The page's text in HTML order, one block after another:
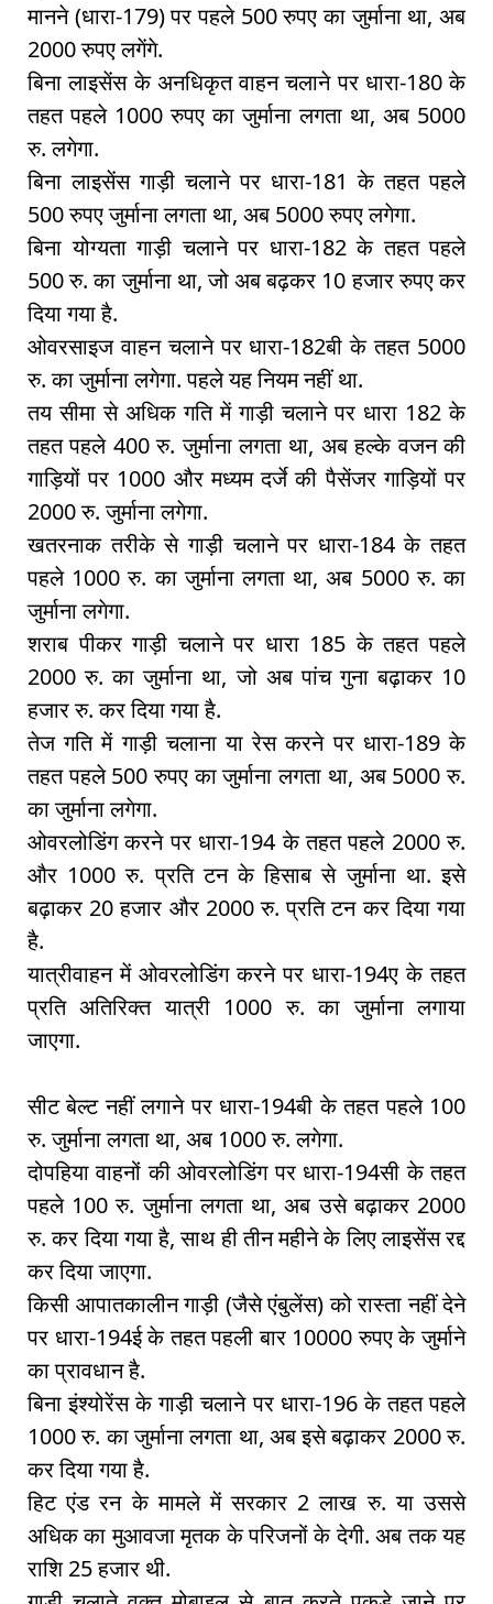
मानने (धारा-179) पर पहले 500 रुपए का जुर्माना था, अब
2000 रुपए लगेंगे.
बिना लाइसेंस के अनधिकृत वाहन चलाने पर धारा-180 के
तहत पहले 1000 रुपए का जुर्माना लगता था, अब 5000
रु. लगेगा.
बिना लाइसेंस गाड़ी चलाने पर धारा-181 के तहत पहले
500 रुपए जुर्माना लगता था, अब 5000 रुपए लगेगा.
बिना योग्यता गाड़ी चलाने पर धारा-182 के तहत पहले
500 रु. का जुर्माना था, जो अब बढ़कर 10 हजार रुपए कर
दिया गया है.
ओवरसाइज वाहन चलाने पर धारा-182बी के तहत 5000
रु. का जुर्माना लगेगा. पहले यह नियम नहीं था.
तय सीमा से अधिक गति में गाड़ी चलाने पर धारा 182 के
तहत पहले 400 रु. जुर्माना लगता था, अब हल्के वजन की
गाड़ियों पर 1000 और मध्यम दर्जे की पैसेंजर गाड़ियों पर
2000 रु. जुर्माना लगेगा.
खतरनाक तरीके से गाड़ी चलाने पर धारा-184 के तहत
पहले 1000 रु. का जुर्माना लगता था, अब 5000 रु. का
जुर्माना लगेगा.
शराब पीकर गाड़ी चलाने पर धारा 185 के तहत पहले
2000 रु. का जुर्माना था, जो अब पांच गुना बढ़ाकर 10
हजार रु. कर दिया गया है.
तेज गति में गाड़ी चलाना या रेस करने पर धारा-189 के
तहत पहले 500 रुपए का जुर्माना लगता था, अब 5000 रु.
का जुर्माना लगेगा.
ओवरलोडिंग करने पर धारा-194 के तहत पहले 2000 रु.
और 1000 रु. प्रति टन के हिसाब से जुर्माना था. इसे
बढ़ाकर 20 हजार और 2000 रु. प्रति टन कर दिया गया
है.
यात्रीवाहन में ओवरलोडिंग करने पर धारा-194ए के तहत
प्रति अतिरिक्त यात्री 1000 रु. का जुर्माना लगाया
जाएगा.
सीट बेल्ट नहीं लगाने पर धारा-194बी के तहत पहले 100
रु. जुर्माना लगता था, अब 1000 रु. लगेगा.
दोपहिया वाहनों की ओवरलोडिंग पर धारा-194सी के तहत
पहले 100 रु. जुर्माना लगता था, अब उसे बढ़ाकर 2000
रु. कर दिया गया है, साथ ही तीन महीने के लिए लाइसेंस रद्द
कर दिया जाएगा.
किसी आपातकालीन गाड़ी (जैसे एंबुलेंस) को रास्ता नहीं देने
पर धारा-194ई के तहत पहली बार 10000 रुपए के जुर्माने
का प्रावधान है.
बिना इंश्योरेंस के गाड़ी चलाने पर धारा-196 के तहत पहले
1000 रु. का जुर्माना लगता था, अब इसे बढ़ाकर 2000 रु.
कर दिया गया है.
हिट एंड रन के मामले में सरकार 2 लाख रु. या उससे
अधिक का मुआवजा मृतक के परिजनों के देगी. अब तक यह
राशि 25 हजार थी.